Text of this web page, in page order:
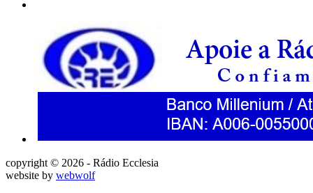
copyright © 2026 - Rádio Ecclesia
website by webwolf